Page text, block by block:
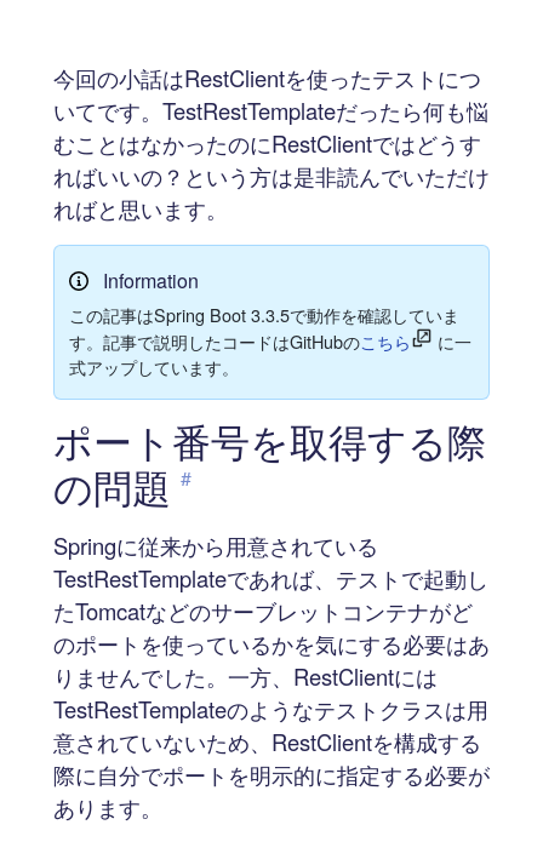
今回の小話はRestClientを使ったテストにつ
いてです。TestRestTemplateだったら何も悩
むことはなかったのにRestClientではどうす
ればいいの？という方は是非読んでいただけ
ればと思います。
Information
この記事はSpring Boot 3.3.5で動作を確認していま
す。記事で説明したコードはGitHubのこちら
に一
式アップしています。
ポート番号を取得する際
の問題 #
Springに従来から用意されている
TestRestTemplateであれば、テストで起動し
たTomcatなどのサーブレットコンテナがど
のポートを使っているかを気にする必要はあ
りませんでした。一方、RestClientには
TestRestTemplateのようなテストクラスは用
意されていないため、RestClientを構成する
際に自分でポートを明示的に指定する必要が
あります。